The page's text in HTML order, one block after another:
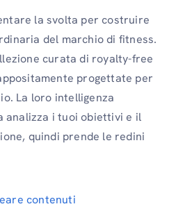
la svolta per costruire
del marchio di fitness.
curata di royalty-free
progettate per
La loro intelligenza
analizza i tuoi obiettivi e il
quindi prende le redini
contenuti